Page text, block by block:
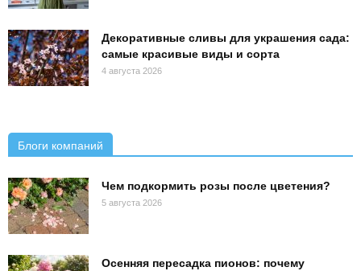
Декоративные сливы для украшения сада:
самые красивые виды и сорта
4 августа 2026
Блоги компаний
Чем подкормить розы после цветения?
5 августа 2026
Осенняя пересадка пионов: почему